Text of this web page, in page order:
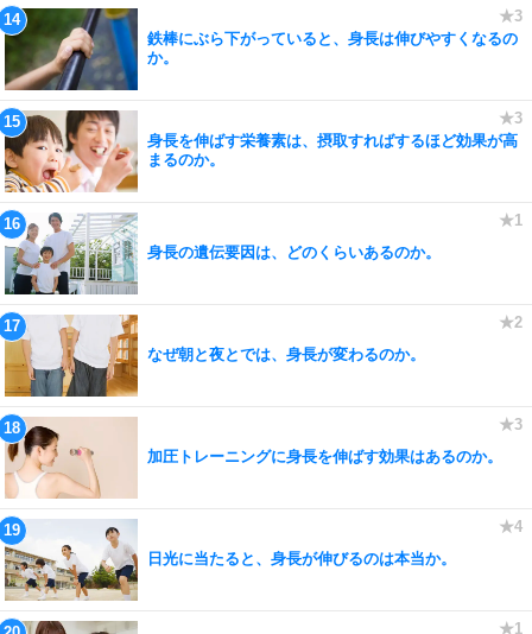
鉄棒にぶら下がっていると、身長は伸びやすくなるの
か。
身長を伸ばす栄養素は、摂取すればするほど効果が高
まるのか。
身長の遺伝要因は、どのくらいあるのか。
なぜ朝と夜とでは、身長が変わるのか。
加圧トレーニングに身長を伸ばす効果はあるのか。
日光に当たると、身長が伸びるのは本当か。